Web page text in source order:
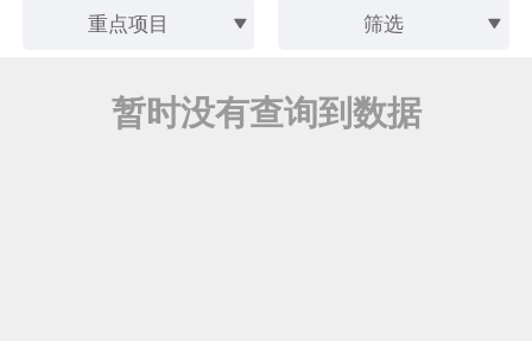
重点项目 筛选
暂时没有查询到数据